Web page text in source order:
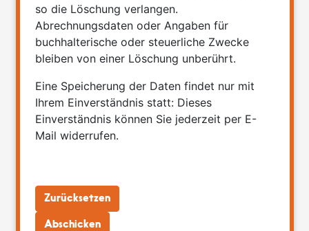
so die Löschung verlangen.
Abrechnungsdaten oder Angaben für
buchhalterische oder steuerliche Zwecke
bleiben von einer Löschung unberührt.
Eine Speicherung der Daten findet nur mit
Ihrem Einverständnis statt: Dieses
Einverständnis können Sie jederzeit per E-
Mail widerrufen.